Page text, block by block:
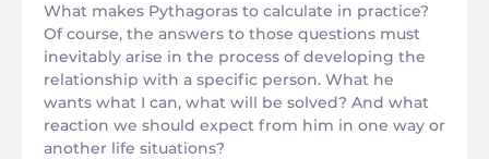
What makes Pythagoras to calculate in practice?
Of course, the answers to those questions must
inevitably arise in the process of developing the
relationship with a specific person. What he
wants what I can, what will be solved? And what
reaction we should expect from him in one way or
another life situations?